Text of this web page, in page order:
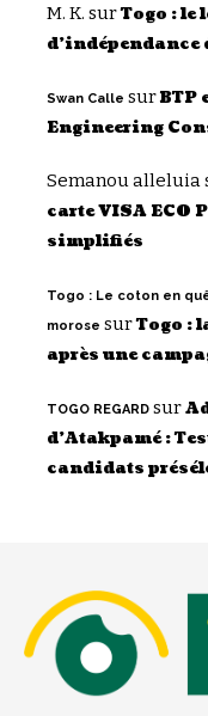
M. K. surTogo : le
d’indépendance
Swan Calle surBTP
Engineering
Semanou alleluia
carte VISA ECO
simplifiés
Togo : Le coton en
morose surTogo :
après une
TOGO REGARD sur
d’Atakpamé :
candidats